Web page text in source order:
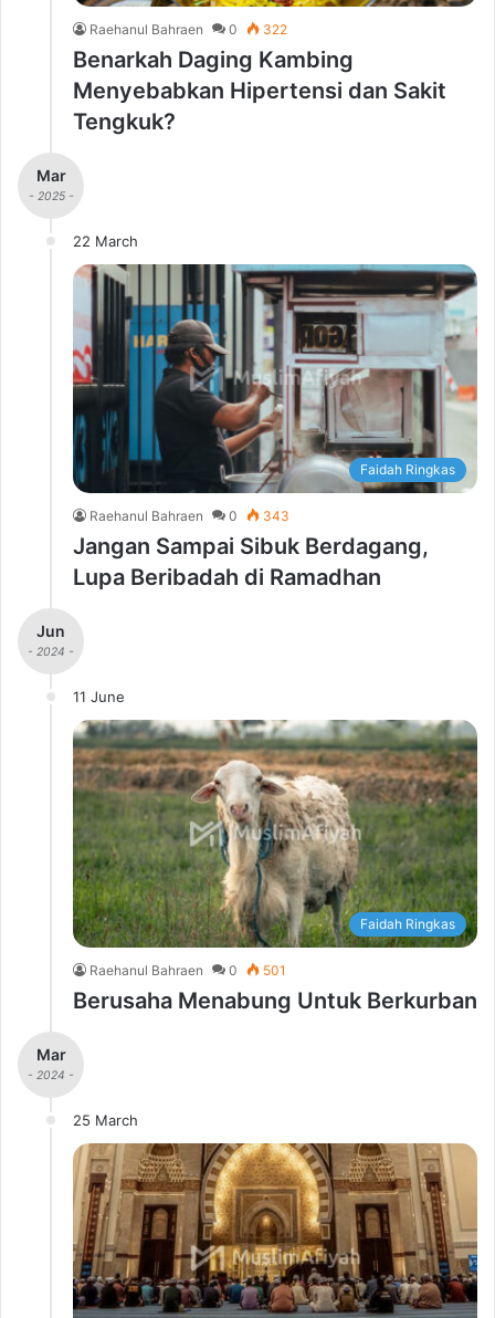
Raehanul Bahraen 0 322
Benarkah Daging Kambing
Menyebabkan Hipertensi dan Sakit
Tengkuk?
Mar
- 2025 -
22 March
Faidah Ringkas
Raehanul Bahraen 0 343
Jangan Sampai Sibuk Berdagang,
Lupa Beribadah di Ramadhan
Jun
- 2024 -
11 June
Faidah Ringkas
Raehanul Bahraen 0 501
Berusaha Menabung Untuk Berkurban
Mar
- 2024 -
25 March